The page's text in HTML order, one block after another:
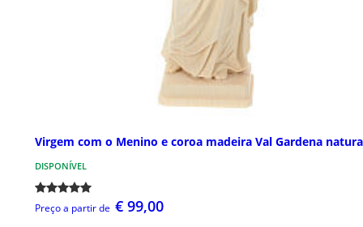
Virgem com o Menino e coroa madeira Val Gardena
DISPONÍVEL
Preço a partir de € 99,00